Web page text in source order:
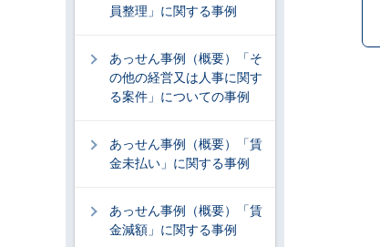
員整理」に関する事例
あっせん事例（概要）「そ
の他の経営又は人事に関す
る案件」についての事例
あっせん事例（概要）「賃
金未払い」に関する事例
あっせん事例（概要）「賃
金減額」に関する事例